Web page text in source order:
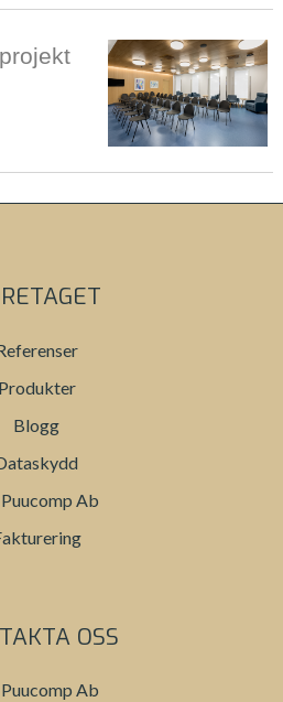
Produkter
Blogg
Ab
OSS
Ab